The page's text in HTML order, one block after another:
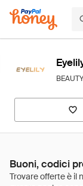
Buoni, codici